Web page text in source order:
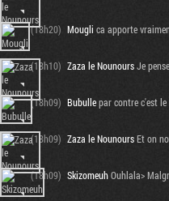
(18h20) Mougli ca apporte
(18h10) Zaza le NounoursJe
(18h09) Bubullepar contre c'est
(18h09) Zaza le NounoursEt on
(18h09) SkizomeuhOuhlala>